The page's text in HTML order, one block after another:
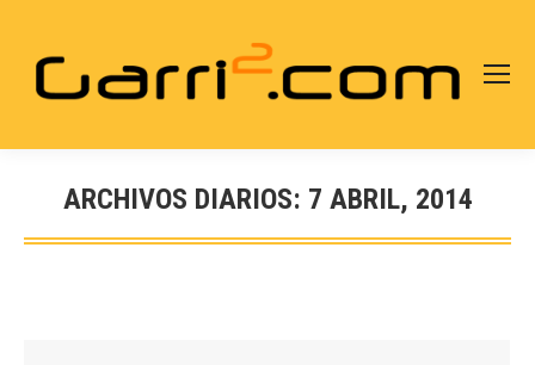
ARCHIVOS DIARIOS: 7 ABRIL, 2014
Estás aquí: